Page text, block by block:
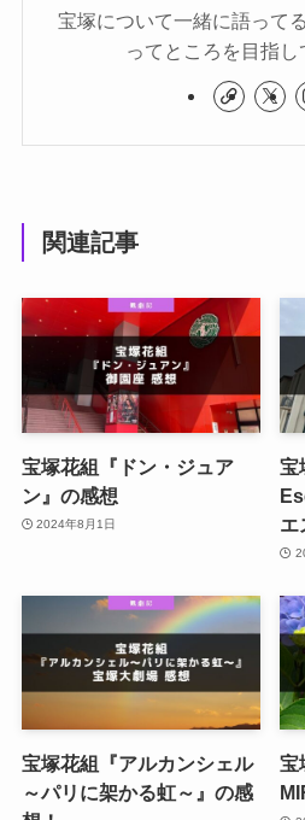
宝塚について一緒に語って
ってところを目指
関連記事
宝塚花組『ドン・ジュア
ン』の感想
2024年8月1日
宝
エ
宝塚花組『アルカンシェル
～パリに架かる虹～』の感
宝